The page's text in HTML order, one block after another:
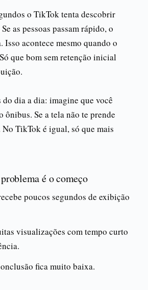
o TikTok tenta descobrir
as pessoas passam rápido, o
Isso acontece mesmo quando o
que bom sem retenção inicial
dia a dia: imagine que você
ônibus. Se a tela não te prende
TikTok é igual, só que mais
é o começo
poucos segundos de exibição
visualizações com tempo curto
fica muito baixa.